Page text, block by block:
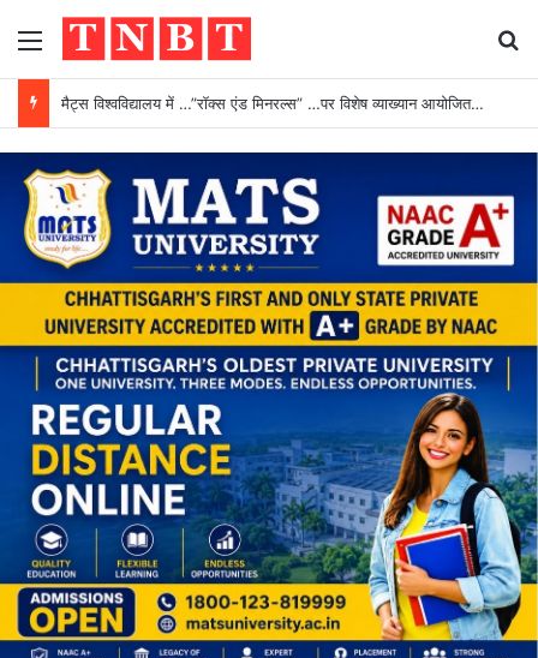
Menu
मैट्स विश्वविद्यालय में …”रॉक्स एंड मिनरल्स” …पर विशेष व्याख्यान आयोजित…